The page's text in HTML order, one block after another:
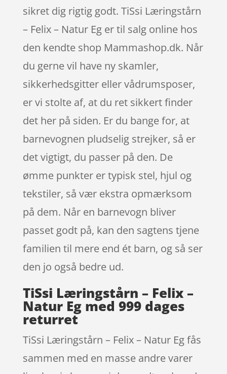
sikret dig rigtig godt. TiSsi Læringstårn
– Felix – Natur Eg er til salg online hos
den kendte shop Mammashop.dk. Når
du gerne vil have ny skamler,
sikkerhedsgitter eller vådrumsposer,
er vi stolte af, at du ret sikkert finder
det her på siden. Er du bange for, at
barnevognen pludselig strejker, så er
det vigtigt, du passer på den. De
ømme punkter er typisk stel, hjul og
tekstiler, så vær ekstra opmærksom
på dem. Når en barnevogn bliver
passet godt på, kan den sagtens tjene
familien til mere end ét barn, og så ser
den jo også bedre ud.
TiSsi Læringstårn – Felix –
Natur Eg med 999 dages
returret
TiSsi Læringstårn – Felix – Natur Eg fås
sammen med en masse andre varer